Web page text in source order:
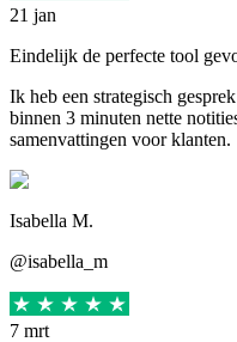
21 jan
Eindelijk de perfecte tool
Ik heb een strategisch
binnen 3 minuten nette
samenvattingen voor klanten.
Isabella M.
@isabella_m
7 mrt